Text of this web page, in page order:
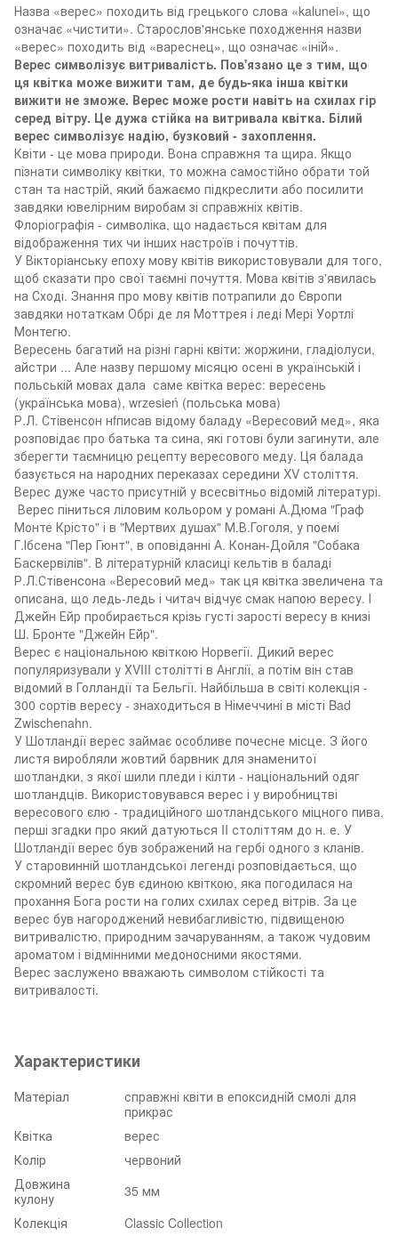
Назва «верес» походить від грецького слова «kalunei», що
означає «чистити». Старослов'янське походження назви
«верес» походить від «вареснец», що означає «іній».
Верес символізує витривалість. Пов'язано це з тим, що
ця квітка може вижити там, де будь-яка інша квітки
вижити не зможе. Верес може рости навіть на схилах гір
серед вітру. Це дужа стійка на витривала квітка. Білий
верес символізує надію, бузковий - захоплення.
Квіти - це мова природи. Вона справжня та щира. Якщо
пізнати символіку квітки, то можна самостійно обрати той
стан та настрій, який бажаємо підкреслити або посилити
завдяки ювелірним виробам зі справжніх квітів.
Флоріографія - символіка, що надається квітам для
відображення тих чи інших настроїв і почуттів.
У Вікторіанську епоху мову квітів використовували для того,
щоб сказати про свої таємні почуття. Мова квітів з'явилась
на Сході. Знання про мову квітів потрапили до Європи
завдяки нотаткам Обрі де ля Моттрея і леді Мері Уортлі
Монтегю.
Вересень багатий на різні гарні квіти: жоржини, гладіолуси,
айстри ... Але назву першому місяцю осені в українській і
польській мовах дала саме квітка верес: вересень
(українська мова), wrzesień (польська мова)
Р.Л. Стівенсон нfписав відому баладу «Вересовий мед», яка
розповідає про батька та сина, які готові були загинути, але
зберегти таємницю рецепту вересового меду. Ця балада
базується на народних переказах середини XV століття.
Верес дуже часто присутній у всесвітньо відомій літературі.
Верес піниться ліловим кольором у романі А.Дюма "Граф
Монте Крісто" і в "Мертвих душах" М.В.Гоголя, у поемі
Г.Ібсена "Пер Гюнт", в оповіданні А. Конан-Дойля "Собака
Баскервілів". В літературній класиці кельтів в баладі
Р.Л.Стівенсона «Вересовий мед» так ця квітка звеличена та
описана, що ледь-ледь і читач відчує смак напою вересу. І
Джейн Ейр пробирається крізь густі зарості вересу в книзі
Ш. Бронте "Джейн Ейр".
Верес є національною квіткою Норвегії. Дикий верес
популяризували у ХVIII столітті в Англії, а потім він став
відомий в Голландії та Бельгії. Найбільша в світі колекція -
300 сортів вересу - знаходиться в Німеччині в місті Bad
Zwischenahn.
У Шотландії верес займає особливе почесне місце. З його
листя виробляли жовтий барвник для знаменитої
шотландки, з якої шили пледи і кілти - національний одяг
шотландців. Використовувався верес і у виробництві
вересового єлю - традиційного шотландського міцного пива,
перші згадки про який датуються II століттям до н. е. У
Шотландії верес був зображений на гербі одного з кланів.
У старовинній шотландської легенді розповідається, що
скромний верес був єдиною квіткою, яка погодилася на
прохання Бога рости на голих схилах серед вітрів. За це
верес був нагороджений невибагливістю, підвищеною
витривалістю, природним зачаруванням, а також чудовим
ароматом і відмінними медоносними якостями.
Верес заслужено вважають символом стійкості та
витривалості.
Характеристики
Матеріал
справжні квіти в епоксидній смолі для
прикрас
Квітка
верес
Колір
червоний
Довжина
кулону
35 мм
Колекція
Classic Collection